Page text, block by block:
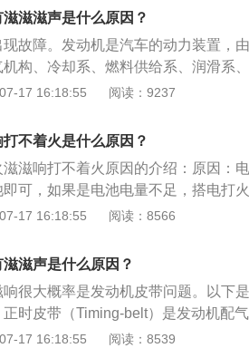
轴承损坏，皮带无法带动他们，由
；需要更换损坏的轴承。8、可能
，建议去汽修厂用汽车电脑检测仪
马达空转；需要检查出空转原因然后
车半轴损坏：汽车半轴损坏引起加油
曲、断裂，花健齿磨损等，这种情况
维修。
滋滋声是什么原因？
故障。发动机是汽车的动力装置，
构、冷却系、燃料供给系、润滑系
少一个点火系统。冷却系：一般由
般汽车发动机多采用水冷却。润滑
油滤清器、油道、限压阀、机油表、
17 16:18:55 阅读：9237
不着火是什么原因？
滋滋响打不着火原因的介绍：原因：
可，如果是电池电量不足，搭电打
需要去4S店或汽修店检查；车辆无
手动挡车如果不踩离合也会打不着
动；找别的车搭电启动；致电投保的
17 16:18:55 阅读：8566
滋声是什么原因？
很大概率是发动机皮带问题。以下
时皮带（Timing-belt）是发动机配
配合一定的传动比来保证进、排气
17 16:18:55 阅读：8539